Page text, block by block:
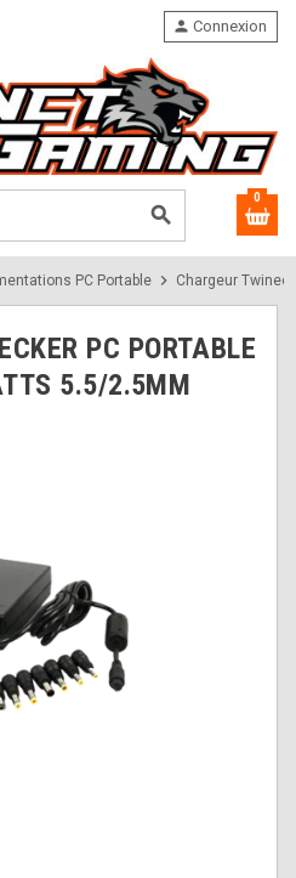
search
person Connexion
0
PC Portable chevron_right Chargeur
PC PORTABLE
5.5/2.5MM